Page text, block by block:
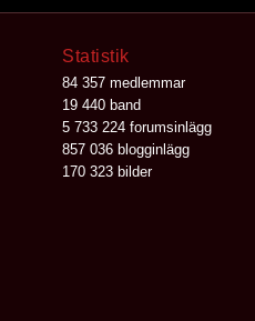
Statistik
84 357 medlemmar
19 440 band
5 733 224 forumsinlägg
857 036 blogginlägg
170 323 bilder